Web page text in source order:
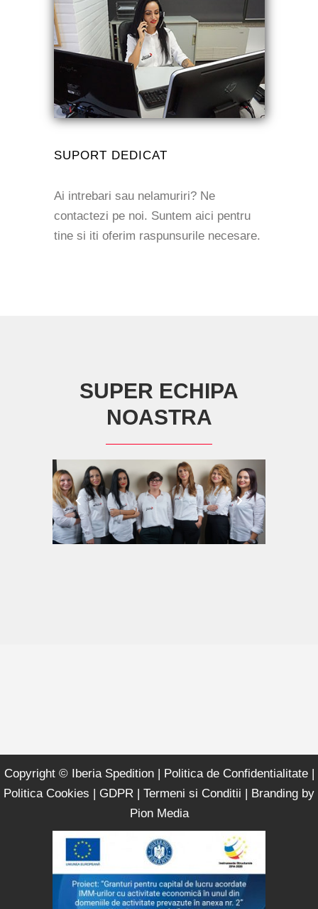
SUPORT DEDICAT
Ai intrebari sau nelamuriri? Ne
contactezi pe noi. Suntem aici pentru
tine si iti oferim raspunsurile necesare.
SUPER ECHIPA
NOASTRA
Copyright © Iberia Spedition | Politica de Confidentialitate|
Politica Cookies | GDPR | Termeni si Conditii | Branding by
Pion Media